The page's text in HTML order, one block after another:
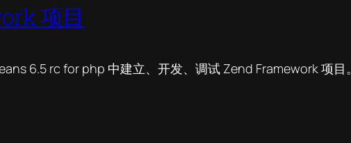
项目
6.5 rc for php 中建立、开发、调试 Zend Framework 项目。